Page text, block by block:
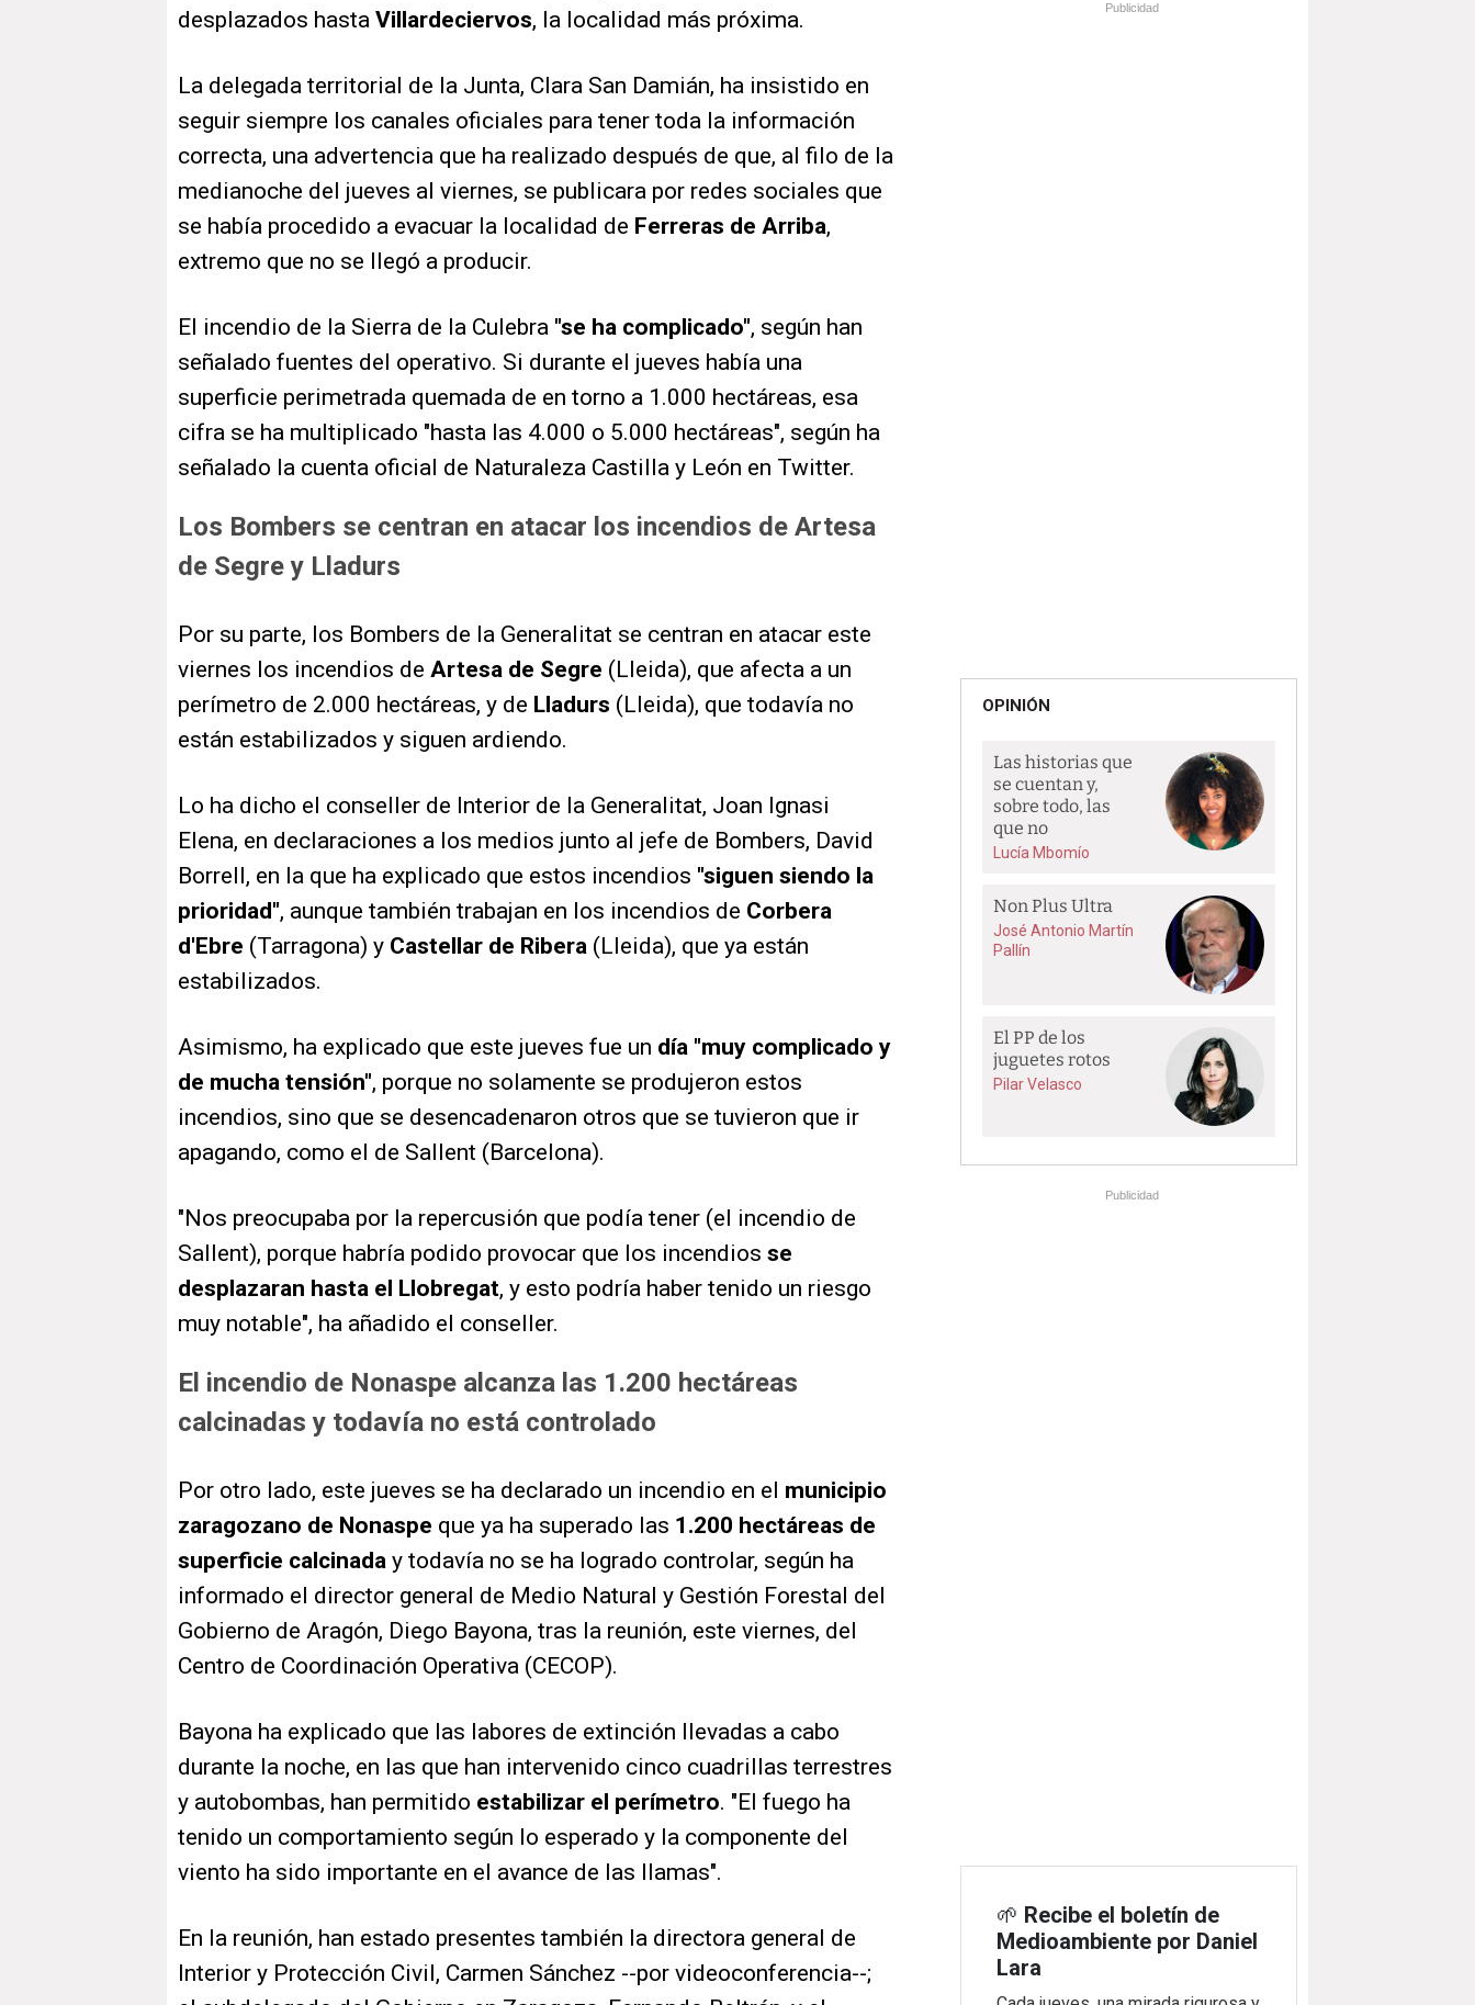
desplazados hasta Villardeciervos, la localidad más próxima.
La delegada territorial de la Junta, Clara San Damián, ha insistido en
seguir siempre los canales oficiales para tener toda la información
correcta, una advertencia que ha realizado después de que, al filo de la
medianoche del jueves al viernes, se publicara por redes sociales que
se había procedido a evacuar la localidad de Ferreras de Arriba,
extremo que no se llegó a producir.
El incendio de la Sierra de la Culebra "se ha complicado", según han
señalado fuentes del operativo. Si durante el jueves había una
superficie perimetrada quemada de en torno a 1.000 hectáreas, esa
cifra se ha multiplicado "hasta las 4.000 o 5.000 hectáreas", según ha
señalado la cuenta oficial de Naturaleza Castilla y León en Twitter.
Los Bombers se centran en atacar los incendios de Artesa
de Segre y Lladurs
Por su parte, los Bombers de la Generalitat se centran en atacar este
viernes los incendios de Artesa de Segre (Lleida), que afecta a un
perímetro de 2.000 hectáreas, y de Lladurs (Lleida), que todavía no
están estabilizados y siguen ardiendo.
Lo ha dicho el conseller de Interior de la Generalitat, Joan Ignasi
Elena, en declaraciones a los medios junto al jefe de Bombers, David
Borrell, en la que ha explicado que estos incendios "siguen siendo la
prioridad", aunque también trabajan en los incendios de Corbera
d'Ebre (Tarragona) y Castellar de Ribera (Lleida), que ya están
estabilizados.
Asimismo, ha explicado que este jueves fue un día "muy complicado y
de mucha tensión", porque no solamente se produjeron estos
incendios, sino que se desencadenaron otros que se tuvieron que ir
apagando, como el de Sallent (Barcelona).
"Nos preocupaba por la repercusión que podía tener (el incendio de
Sallent), porque habría podido provocar que los incendios se
desplazaran hasta el Llobregat, y esto podría haber tenido un riesgo
muy notable", ha añadido el conseller.
El incendio de Nonaspe alcanza las 1.200 hectáreas
calcinadas y todavía no está controlado
Por otro lado, este jueves se ha declarado un incendio en el municipio
zaragozano de Nonaspe que ya ha superado las 1.200 hectáreas de
superficie calcinada y todavía no se ha logrado controlar, según ha
informado el director general de Medio Natural y Gestión Forestal del
Gobierno de Aragón, Diego Bayona, tras la reunión, este viernes, del
Centro de Coordinación Operativa (CECOP).
Bayona ha explicado que las labores de extinción llevadas a cabo
durante la noche, en las que han intervenido cinco cuadrillas terrestres
y autobombas, han permitido estabilizar el perímetro. "El fuego ha
tenido un comportamiento según lo esperado y la componente del
viento ha sido importante en el avance de las llamas".
En la reunión, han estado presentes también la directora general de
Interior y Protección Civil, Carmen Sánchez --por videoconferencia--;
Publicidad
OPINIÓN
Las historias que
se cuentan y,
sobre todo, las
que no
Lucía Mbomío
Non Plus Ultra
José Antonio Martín
Pallín
El PP de los
juguetes rotos
Pilar Velasco
Publicidad
🌱 Recibe el boletín de
Medioambiente por Daniel
Lara